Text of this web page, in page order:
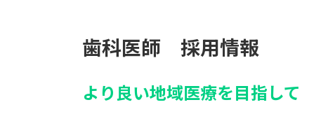
歯科医師 採用情報
より良い地域医療を目指して